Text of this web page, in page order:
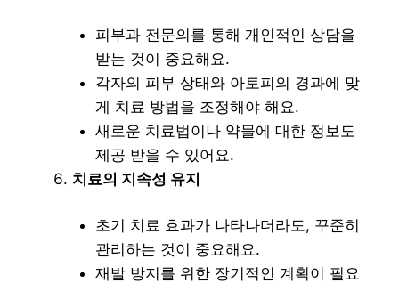
피부과 전문의를 통해 개인적인 상담을
받는 것이 중요해요.
각자의 피부 상태와 아토피의 경과에 맞
게 치료 방법을 조정해야 해요.
새로운 치료법이나 약물에 대한 정보도
제공 받을 수 있어요.
치료의 지속성 유지
초기 치료 효과가 나타나더라도, 꾸준히
관리하는 것이 중요해요.
재발 방지를 위한 장기적인 계획이 필요